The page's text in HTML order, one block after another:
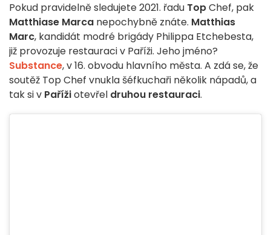
Pokud pravidelně sledujete 2021. řadu TopChef, pak
Matthiase Marca nepochybně znáte. Matthias
Marc, kandidát modré brigády Philippa Etchebesta,
již provozuje restauraci v Paříži. Jeho jméno?
Substance, v 16. obvodu hlavního města. A zdá se, že
soutěž Top Chef vnukla šéfkuchaři několik nápadů, a
tak si v Pařížiotevřel druhou restauraci.